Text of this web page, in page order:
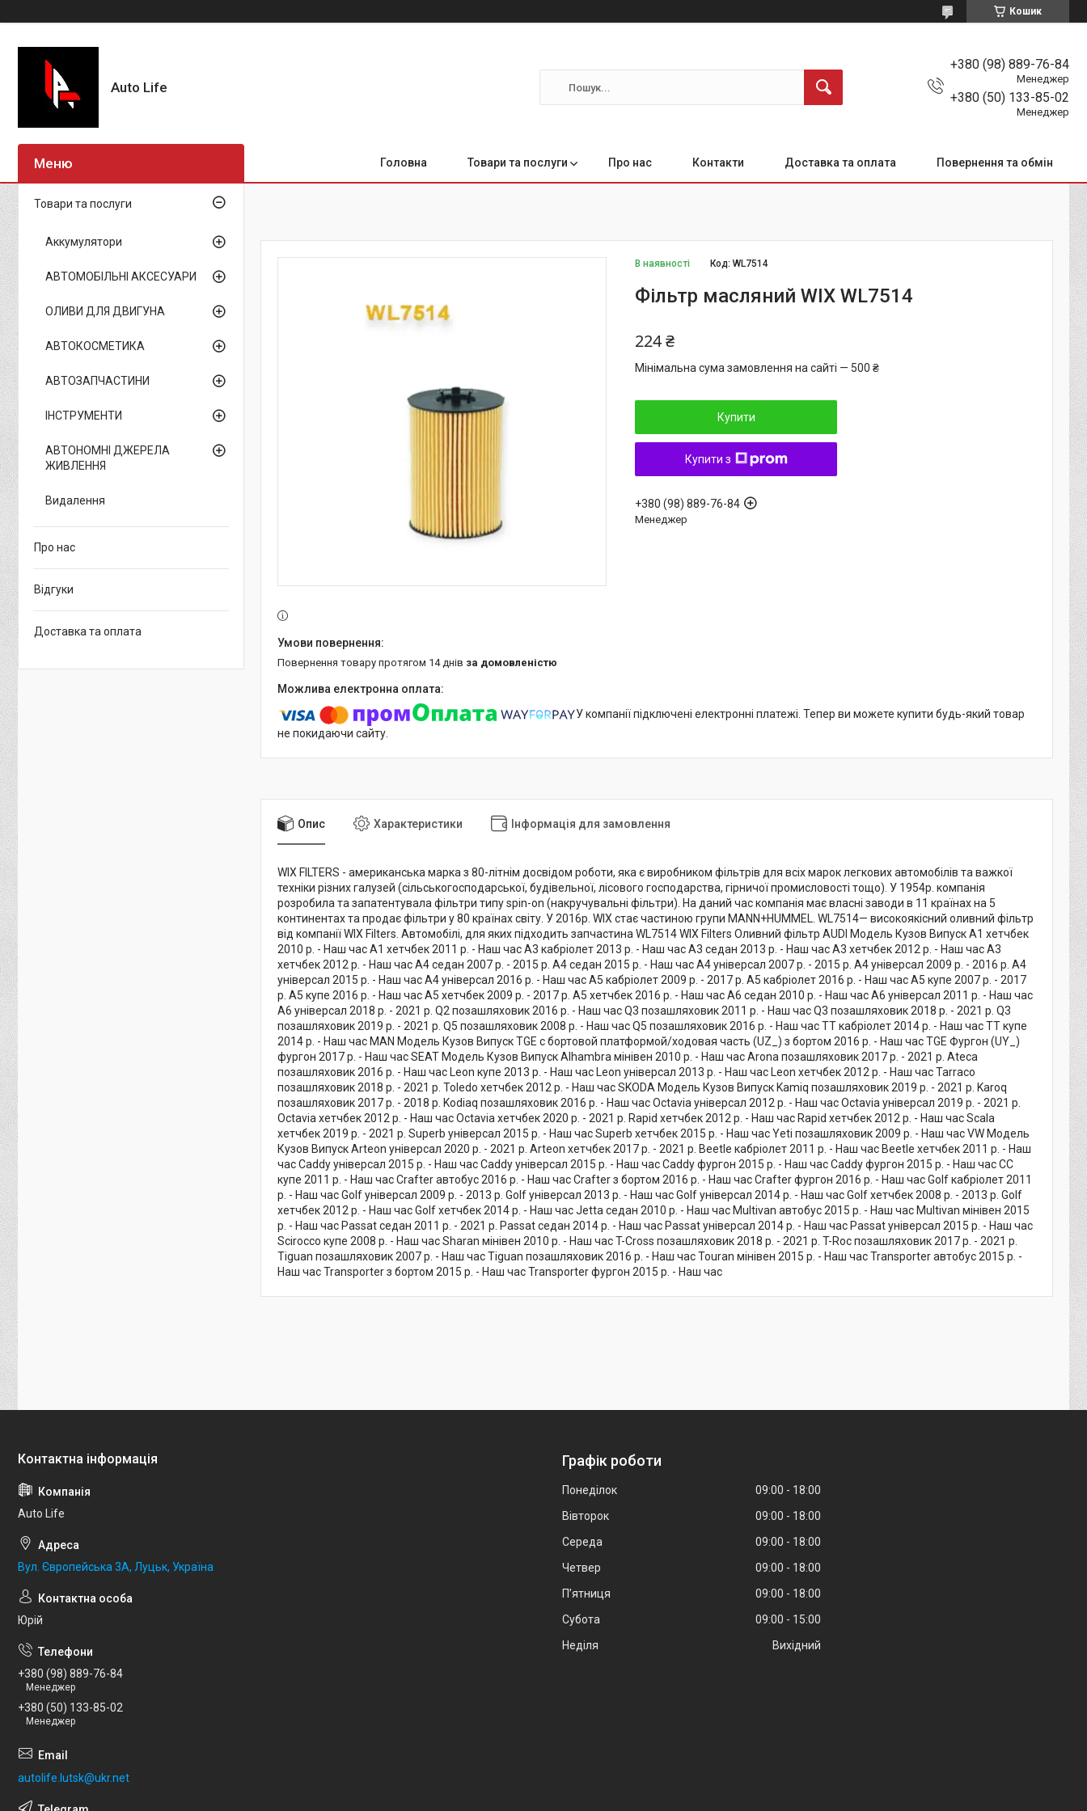
Кошик
Auto Life
+380 (98) 889-76-84
Менеджер
+380 (50) 133-85-02
Менеджер
Головна Товари та послуги Про нас Контакти Доставка та оплата Повернення та обмін
В наявності Код:WL7514
Фільтр масляний WIX WL7514
224 ₴
Мінімальна сума замовлення на сайті — 500 ₴
Купити
Купити з
+380 (98) 889-76-84
Менеджер
повернення товару протягом 14 днів за домовленістю
У компанії підключені електронні платежі. Тепер ви можете купити будь-який товар
не покидаючи сайту.
Опис Характеристики Інформація для замовлення
WIX FILTERS - американська марка з 80-літнім досвідом роботи, яка є виробником фільтрів для всіх марок легкових автомобілів та важкої
техніки різних галузей (сільськогосподарської, будівельної, лісового господарства, гірничої промисловості тощо). У 1954р. компанія
розробила та запатентувала фільтри типу spin-on (накручувальні фільтри). На даний час компанія має власні заводи в 11 країнах на 5
континентах та продає фільтри у 80 країнах світу. У 2016р. WIX стає частиною групи MANN+HUMMEL. WL7514— високоякісний оливний фільтр
від компанії WIX Filters. Автомобілі, для яких підходить запчастина WL7514 WIX Filters Оливний фільтр AUDI Модель Кузов Випуск A1 хетчбек
2010 р. - Наш час A1 хетчбек 2011 р. - Наш час A3 кабріолет 2013 р. - Наш час A3 седан 2013 р. - Наш час A3 хетчбек 2012 р. - Наш час A3
хетчбек 2012 р. - Наш час A4 седан 2007 р. - 2015 р. A4 седан 2015 р. - Наш час A4 універсал 2007 р. - 2015 р. A4 універсал 2009 р. - 2016 р. A4
універсал 2015 р. - Наш час A4 універсал 2016 р. - Наш час A5 кабріолет 2009 р. - 2017 р. A5 кабріолет 2016 р. - Наш час A5 купе 2007 р. - 2017
р. A5 купе 2016 р. - Наш час A5 хетчбек 2009 р. - 2017 р. A5 хетчбек 2016 р. - Наш час A6 седан 2010 р. - Наш час A6 універсал 2011 р. - Наш час
A6 універсал 2018 р. - 2021 р. Q2 позашляховик 2016 р. - Наш час Q3 позашляховик 2011 р. - Наш час Q3 позашляховик 2018 р. - 2021 р. Q3
позашляховик 2019 р. - 2021 р. Q5 позашляховик 2008 р. - Наш час Q5 позашляховик 2016 р. - Наш час TT кабріолет 2014 р. - Наш час TT купе
2014 р. - Наш час MAN Модель Кузов Випуск TGE c бортовой платформой/ходовая часть (UZ_) з бортом 2016 р. - Наш час TGE Фургон (UY_)
фургон 2017 р. - Наш час SEAT Модель Кузов Випуск Alhambra мінівен 2010 р. - Наш час Arona позашляховик 2017 р. - 2021 р. Ateca
позашляховик 2016 р. - Наш час Leon купе 2013 р. - Наш час Leon універсал 2013 р. - Наш час Leon хетчбек 2012 р. - Наш час Tarraco
позашляховик 2018 р. - 2021 р. Toledo хетчбек 2012 р. - Наш час SKODA Модель Кузов Випуск Kamiq позашляховик 2019 р. - 2021 р. Karoq
позашляховик 2017 р. - 2018 р. Kodiaq позашляховик 2016 р. - Наш час Octavia універсал 2012 р. - Наш час Octavia універсал 2019 р. - 2021 р.
Octavia хетчбек 2012 р. - Наш час Octavia хетчбек 2020 р. - 2021 р. Rapid хетчбек 2012 р. - Наш час Rapid хетчбек 2012 р. - Наш час Scala
хетчбек 2019 р. - 2021 р. Superb універсал 2015 р. - Наш час Superb хетчбек 2015 р. - Наш час Yeti позашляховик 2009 р. - Наш час VW Модель
Кузов Випуск Arteon універсал 2020 р. - 2021 р. Arteon хетчбек 2017 р. - 2021 р. Beetle кабріолет 2011 р. - Наш час Beetle хетчбек 2011 р. - Наш
час Caddy універсал 2015 р. - Наш час Caddy універсал 2015 р. - Наш час Caddy фургон 2015 р. - Наш час Caddy фургон 2015 р. - Наш час CC
купе 2011 р. - Наш час Crafter автобус 2016 р. - Наш час Crafter з бортом 2016 р. - Наш час Crafter фургон 2016 р. - Наш час Golf кабріолет 2011
р. - Наш час Golf універсал 2009 р. - 2013 р. Golf універсал 2013 р. - Наш час Golf універсал 2014 р. - Наш час Golf хетчбек 2008 р. - 2013 р. Golf
хетчбек 2012 р. - Наш час Golf хетчбек 2014 р. - Наш час Jetta седан 2010 р. - Наш час Multivan автобус 2015 р. - Наш час Multivan мінівен 2015
р. - Наш час Passat седан 2011 р. - 2021 р. Passat седан 2014 р. - Наш час Passat універсал 2014 р. - Наш час Passat універсал 2015 р. - Наш час
Scirocco купе 2008 р. - Наш час Sharan мінівен 2010 р. - Наш час T-Cross позашляховик 2018 р. - 2021 р. T-Roc позашляховик 2017 р. - 2021 р.
Tiguan позашляховик 2007 р. - Наш час Tiguan позашляховик 2016 р. - Наш час Touran мінівен 2015 р. - Наш час Transporter автобус 2015 р. -
Наш час Transporter з бортом 2015 р. - Наш час Transporter фургон 2015 р. - Наш час
Товари та послуги
Аккумулятори
АВТОМОБІЛЬНІ АКСЕСУАРИ
ОЛИВИ ДЛЯ ДВИГУНА
АВТОКОСМЕТИКА
АВТОЗАПЧАСТИНИ
ІНСТРУМЕНТИ
АВТОНОМНІ ДЖЕРЕЛА
ЖИВЛЕННЯ
Видалення
Про нас
Відгуки
Доставка та оплата
Auto Life
Вул. Європейська 3А, Луцьк, Україна
Юрій
+380 (98) 889-76-84
Менеджер
+380 (50) 133-85-02
Менеджер
autolife.lutsk@ukr.net
Графік роботи
Понеділок 09:00
18:00
Вівторок
09:00
18:00
Середа
09:00
18:00
Четвер
09:00
18:00
Пʼятниця
09:00
18:00
Субота
09:00
15:00
Неділя
Вихідний